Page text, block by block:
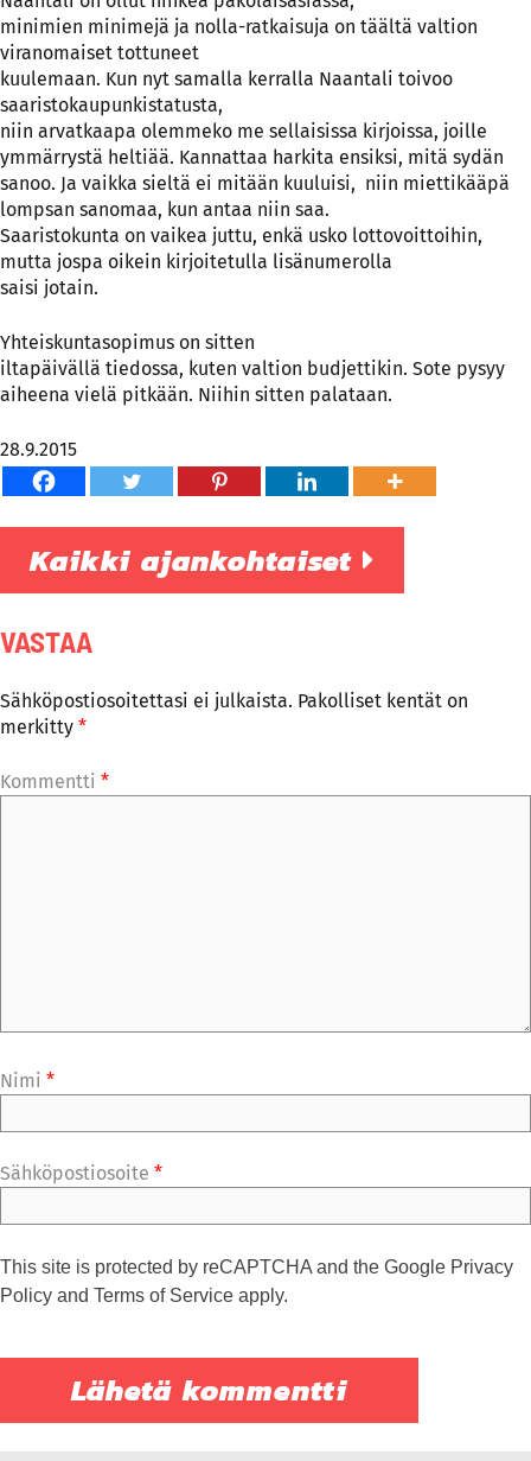
minimien minimejä ja nolla-ratkaisuja on täältä valtion
viranomaiset tottuneet
kuulemaan. Kun nyt samalla kerralla Naantali toivoo
saaristokaupunkistatusta,
niin arvatkaapa olemmeko me sellaisissa kirjoissa, joille
ymmärrystä heltiää. Kannattaa harkita ensiksi, mitä sydän
sanoo. Ja vaikka sieltä ei mitään kuuluisi, niin miettikääpä
lompsan sanomaa, kun antaa niin saa.
Saaristokunta on vaikea juttu, enkä usko lottovoittoihin,
mutta jospa oikein kirjoitetulla lisänumerolla
saisi jotain.
Yhteiskuntasopimus on sitten
iltapäivällä tiedossa, kuten valtion budjettikin. Sote pysyy
aiheena vielä pitkään. Niihin sitten palataan.
28.9.2015
Kaikki ajankohtaiset
VASTAA
Sähköpostiosoitettasi ei julkaista. Pakolliset kentät on
merkitty *
Kommentti *
Nimi *
Sähköpostiosoite *
This site is protected by reCAPTCHA and the Google Privacy
Policy and Terms of Service apply.